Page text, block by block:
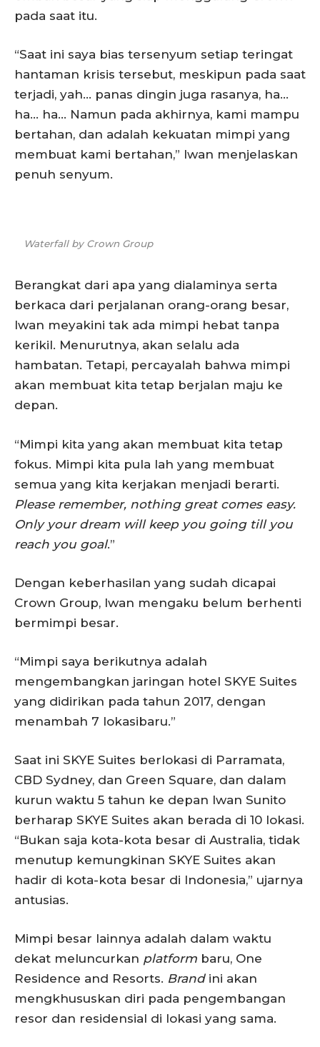
pada saat itu.
“Saat ini saya bias tersenyum setiap teringat
hantaman krisis tersebut, meskipun pada saat
terjadi, yah… panas dingin juga rasanya, ha…
ha… ha… Namun pada akhirnya, kami mampu
bertahan, dan adalah kekuatan mimpi yang
membuat kami bertahan,” Iwan menjelaskan
penuh senyum.
Waterfall by Crown Group
Berangkat dari apa yang dialaminya serta
berkaca dari perjalanan orang-orang besar,
Iwan meyakini tak ada mimpi hebat tanpa
kerikil. Menurutnya, akan selalu ada
hambatan. Tetapi, percayalah bahwa mimpi
akan membuat kita tetap berjalan maju ke
depan.
“Mimpi kita yang akan membuat kita tetap
fokus. Mimpi kita pula lah yang membuat
semua yang kita kerjakan menjadi berarti.
Please remember, nothing great comes easy.
Only your dream will keep you going till you
reach you goal.”
Dengan keberhasilan yang sudah dicapai
Crown Group, Iwan mengaku belum berhenti
bermimpi besar.
“Mimpi saya berikutnya adalah
mengembangkan jaringan hotel SKYE Suites
yang didirikan pada tahun 2017, dengan
menambah 7 lokasibaru.”
Saat ini SKYE Suites berlokasi di Parramata,
CBD Sydney, dan Green Square, dan dalam
kurun waktu 5 tahun ke depan Iwan Sunito
berharap SKYE Suites akan berada di 10 lokasi.
“Bukan saja kota-kota besar di Australia, tidak
menutup kemungkinan SKYE Suites akan
hadir di kota-kota besar di Indonesia,” ujarnya
antusias.
Mimpi besar lainnya adalah dalam waktu
dekat meluncurkan platform baru, One
Residence and Resorts. Brandini akan
mengkhususkan diri pada pengembangan
resor dan residensial di lokasi yang sama.